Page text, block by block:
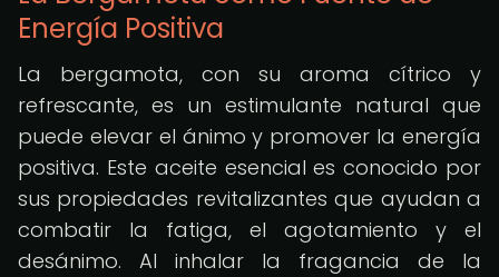
Energía Positiva
La bergamota, con su aroma cítrico y
refrescante, es un estimulante natural que
puede elevar el ánimo y promover la energía
positiva. Este aceite esencial es conocido por
sus propiedades revitalizantes que ayudan a
combatir la fatiga, el agotamiento y el
desánimo. Al inhalar la fragancia de la